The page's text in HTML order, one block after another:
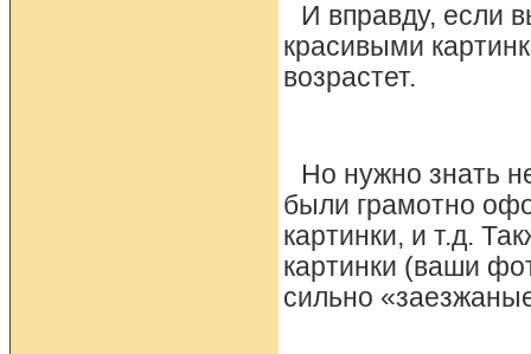
И вправду, если
красивыми
возрастет.
Но нужно знать
были грамотно
картинки, и т.д.
картинки (ваши
сильно